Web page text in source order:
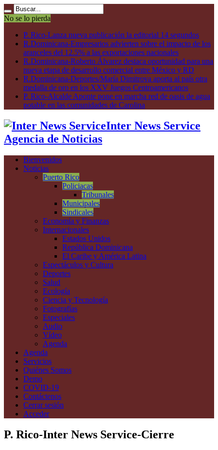
No se lo pierda
P. Rico-Lanza nueva publicación la editorial 14 segundos
R.Dominicana-Empresarios advierten sobre el impacto de los
aranceles del 12.5% a las exportaciones nacionales
R.Dominicana-Roberto Álvarez destaca oportunidad para una
nueva etapa de desarrollo comercial entre México y RD
R.Dominicana-Deportes/María Dimitrova aporta al país otra
medalla de oro en los XXV Juegos Centroamericanos
P. Rico-Alcalde Aponte pone en marcha red de oasis de agua
potable en las comunidades de Carolina
Inter News Service
Agencia de Noticias
Bienvenidos
Noticias
Puerto Rico
Policiacas
Tribunales
Municipales
Sindicales
Economía y Finanzas
Internacionales
Estados Unidos
República Dominicana
El Caribe y América Latina
Espectáculos y Cultura
Deportes
Salud
Ecología
Ciencia y Tecnología
Fotografías
Especiales
Audio
Vídeo
Agenda
Agenda
Servicios
Quiénes Somos
Demo
COVID-19
Contáctenos
Cerrar sesión
Acceder
P. Rico-Inter News Service-Cierre